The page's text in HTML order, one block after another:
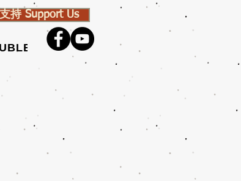
持 Support Us
WORLD 奉獻支持